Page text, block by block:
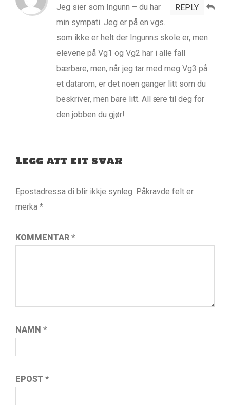
REPLY
Jeg sier som Ingunn – du har
min sympati. Jeg er på en vgs.
som ikke er helt der Ingunns skole er, men
elevene på Vg1 og Vg2 har i alle fall
bærbare, men, når jeg tar med meg Vg3 på
et datarom, er det noen ganger litt som du
beskriver, men bare litt. All ære til deg for
den jobben du gjør!
Legg att eit svar
Epostadressa di blir ikkje synleg. Påkravde felt er
merka *
KOMMENTAR *
NAMN *
EPOST *